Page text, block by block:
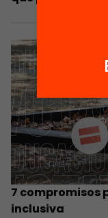
7 compromisos
inclusiva